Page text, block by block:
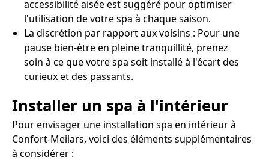
accessibilité aisée est suggéré pour optimiser
l'utilisation de votre spa à chaque saison.
La discrétion par rapport aux voisins : Pour une
pause bien-être en pleine tranquillité, prenez
soin à ce que votre spa soit installé à l'écart des
curieux et des passants.
Installer un spa à l'intérieur
Pour envisager une installation spa en intérieur à
Confort-Meilars, voici des éléments supplémentaires
à considérer :